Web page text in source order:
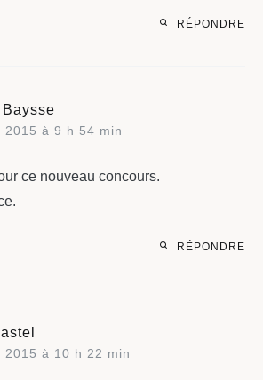
RÉPONDRE
2015 à 9 h 54 min
ce nouveau concours.
RÉPONDRE
2015 à 10 h 22 min